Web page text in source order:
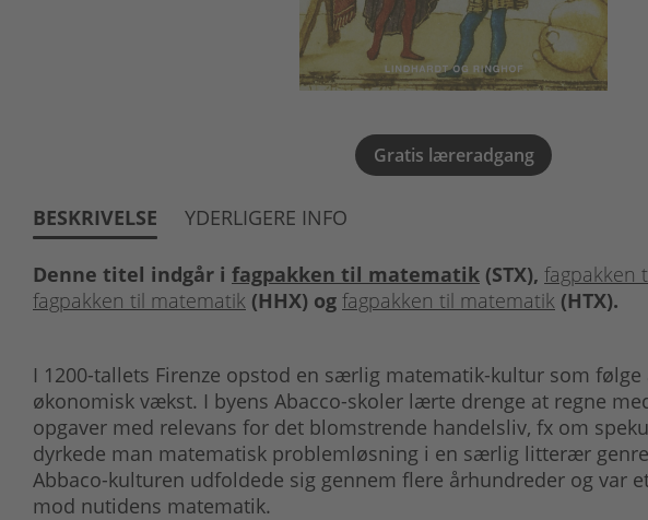
Gratis læreradgang
BESKRIVELSE YDERLIGERE INFO
Denne titel indgår i fagpakken til matematik (STX), fagpakken
fagpakken til matematik (HHX) og fagpakken til matematik (HTX).
I 1200-tallets Firenze opstod en særlig matematik-kultur som følge
økonomisk vækst. I byens Abacco-skoler lærte drenge at regne
opgaver med relevans for det blomstrende handelsliv, fx om
dyrkede man matematisk problemløsning i en særlig litterær
Abbaco-kulturen udfoldede sig gennem flere århundreder og var
mod nutidens matematik.